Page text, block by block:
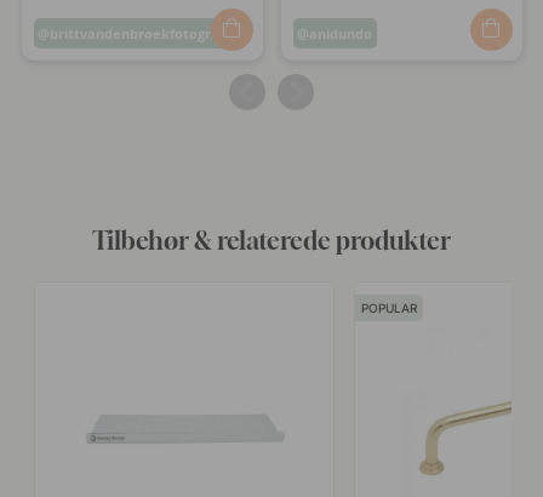
Opslag
brittvandenbroekfotografie
Opslag
anidundo
Tilbehør & relaterede produkter
POPULAR